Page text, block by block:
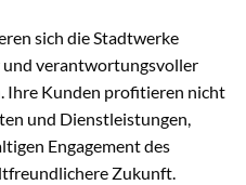
sich die Stadtwerke
verantwortungsvoller
Ihre Kunden profitieren nicht
und Dienstleistungen,
Engagement des
Zukunft.